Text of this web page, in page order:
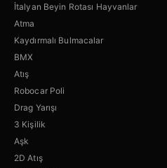
İtalyan Beyin Rotası Hayvanlar
Atma
Kaydırmalı Bulmacalar
BMX
Atış
Robocar Poli
Drag Yarışı
3 Kişilik
Aşk
2D Atış